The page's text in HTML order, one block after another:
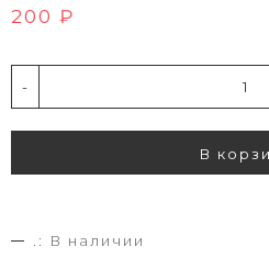
200 ₽
-
В
.:
В наличии